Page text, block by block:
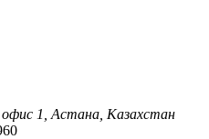
р-н Байконыр, ул. А.Жубанова 21 А ТЦ«Домашний», офис 1, Астана, Казахстан